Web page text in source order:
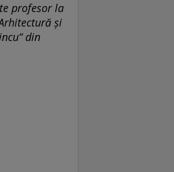
profesor la
și
din